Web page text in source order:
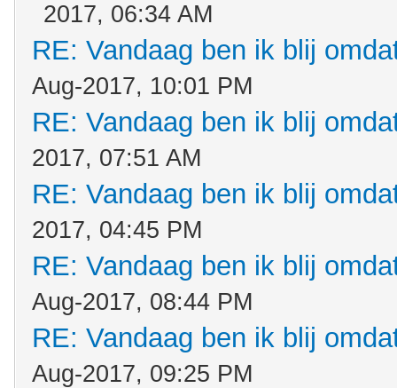
2017, 06:34 AM
RE: Vandaag ben ik blij
Aug-2017, 10:01 PM
RE: Vandaag ben ik blij
2017, 07:51 AM
RE: Vandaag ben ik blij
2017, 04:45 PM
RE: Vandaag ben ik blij
Aug-2017, 08:44 PM
RE: Vandaag ben ik blij
Aug-2017, 09:25 PM